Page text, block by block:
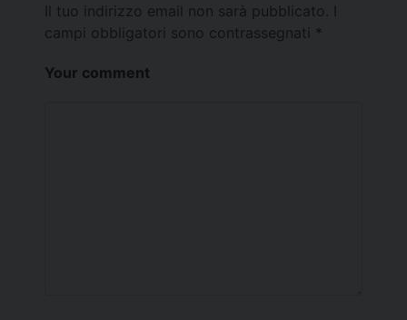
Il tuo indirizzo email non sarà pubblicato.
campi obbligatori sono contrassegnati *
Your comment